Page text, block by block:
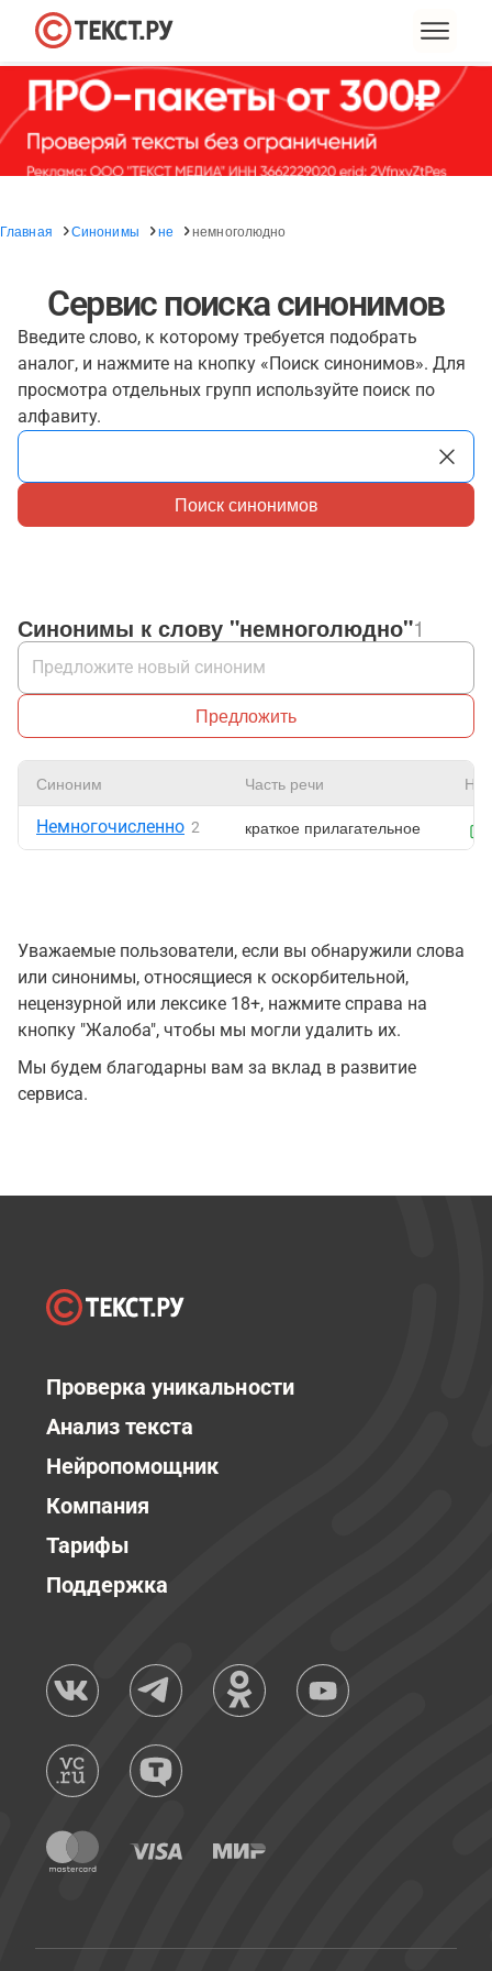
Главная Синонимы не немноголюдно
Сервис поиска синонимов
Введите слово, к которому требуется подобрать
аналог, и нажмите на кнопку «Поиск синонимов». Для
просмотра отдельных групп используйте поиск по
алфавиту.
Поиск синонимов
Синонимы к слову "немноголюдно"1
Предложить
Синоним Часть речи
Немногочисленно 2 краткое прилагательное
Уважаемые пользователи, если вы обнаружили слова
или синонимы, относящиеся к оскорбительной,
нецензурной или лексике 18+, нажмите справа на
кнопку "Жалоба", чтобы мы могли удалить их.
Мы будем благодарны вам за вклад в развитие
сервиса.
Проверка уникальности
Анализ текста
Нейропомощник
Компания
Тарифы
Поддержка